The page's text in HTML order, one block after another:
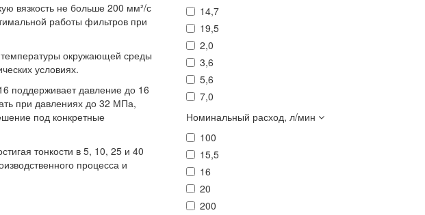
14,7
19,5
2,0
3,6
5,6
7,0
Номинальный расход, л/мин
100
15,5
16
20
200
вязкость не больше 200 мм²/с
работы фильтров при
окружающей среды
условиях.
поддерживает давление до 16
при давлениях до 32 МПа,
под конкретные
тонкости в 5, 10, 25 и 40
процесса и